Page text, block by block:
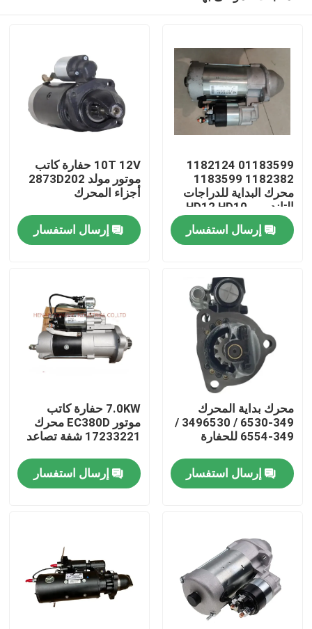
منزل
أشرطة فيديو
معلومات عنا
جولة في المعمل
اتصل بنا
اطلب اقتباس
قطع غيار حفارة
01183599 1182124
1182382 1183599
محرك البداية للدراجات
التانديمي HD12 HD10
HD70 HD75 المحرك
إرسال استفسار
10T 12V حفارة كاتب
موتور مولد 2873D202
أجزاء المحرك
إرسال استفسار
محرك بداية المحرك
349-6530 / 3496530 /
349-6554 للحفارة
إرسال استفسار
7.0KW حفارة كاتب
موتور EC380D محرك
17233221 شفة تصاعد
إرسال استفسار